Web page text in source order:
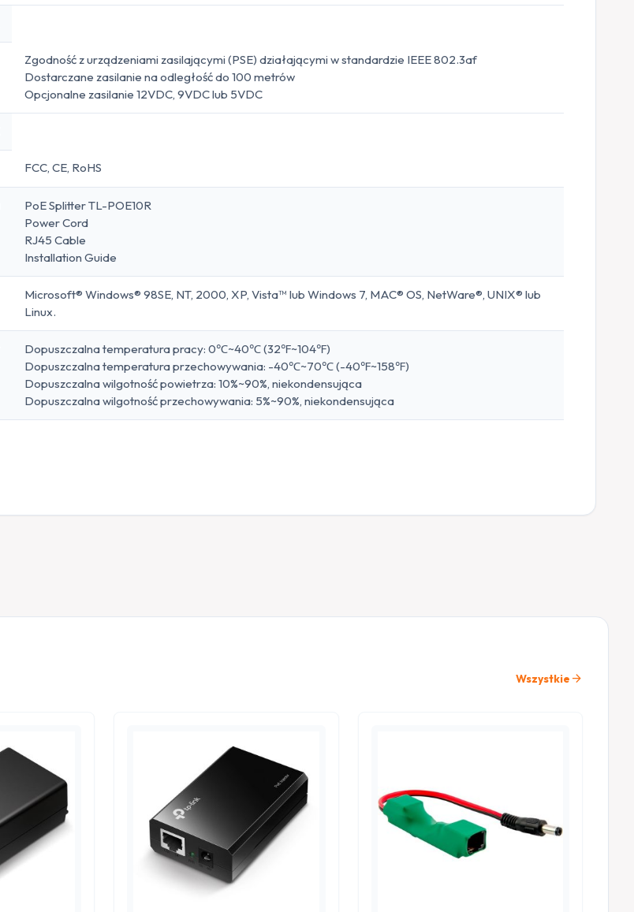
Zgodność z urządzeniami zasilającymi (PSE) działającymi w standardzie IEEE 802.3af
Dostarczane zasilanie na odległość do 100 metrów
Opcjonalne zasilanie 12VDC, 9VDC lub 5VDC
FCC, CE, RoHS
PoE Splitter TL-POE10R
Power Cord
RJ45 Cable
Installation Guide
Microsoft® Windows® 98SE, NT, 2000, XP, Vista™ lub Windows 7, MAC® OS, NetWare®, UNIX® lub
Linux.
Dopuszczalna temperatura pracy: 0℃~40℃ (32℉~104℉)
Dopuszczalna temperatura przechowywania: -40℃~70℃ (-40℉~158℉)
Dopuszczalna wilgotność powietrza: 10%~90%, niekondensująca
Dopuszczalna wilgotność przechowywania: 5%~90%, niekondensująca
Wszystkie arrow_forward